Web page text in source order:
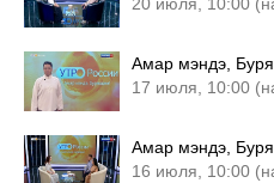
Амар мэндэ,
17 июля, 10:00
Амар мэндэ,
16 июля, 10:00